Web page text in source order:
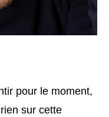
pour le moment,
sur cette